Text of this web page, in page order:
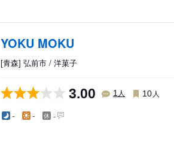
YOKU MOKU
[青森] 弘前市 / 洋菓子
3.00 1人 10 人
- - -